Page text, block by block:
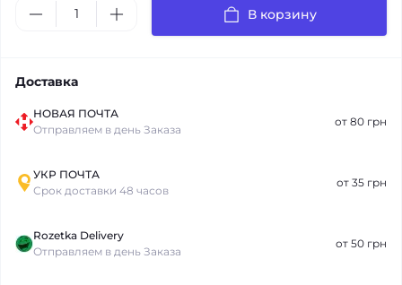
В корзину
Доставка
НОВАЯ ПОЧТА
Отправляем в день Заказа
от 80 грн
УКР ПОЧТА
Срок доставки 48 часов
от 35 грн
Rozetka Delivery
Отправляем в день Заказа
от 50 грн